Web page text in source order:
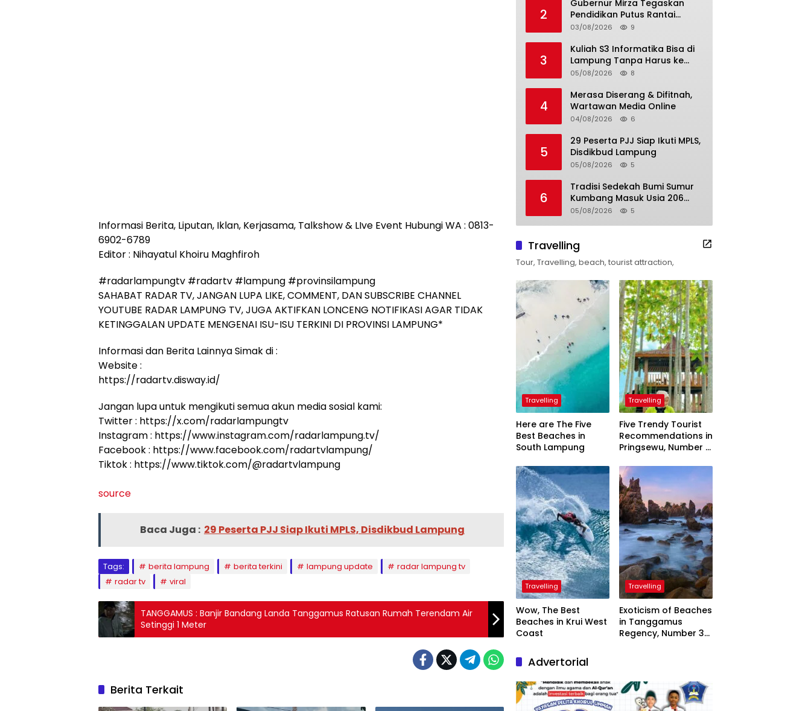
Informasi Berita, Liputan, Iklan, Kerjasama, Talkshow & LIve Event Hubungi WA : 0813-
6902-6789
Editor : Nihayatul Khoiru Maghfiroh
#radarlampungtv #radartv #lampung #provinsilampung
SAHABAT RADAR TV, JANGAN LUPA LIKE, COMMENT, DAN SUBSCRIBE CHANNEL
YOUTUBE RADAR LAMPUNG TV, JUGA AKTIFKAN LONCENG NOTIFIKASI AGAR TIDAK
KETINGGALAN UPDATE MENGENAI ISU-ISU TERKINI DI PROVINSI LAMPUNG*
Informasi dan Berita Lainnya Simak di :
Website :
https://radartv.disway.id/
Jangan lupa untuk mengikuti semua akun media sosial kami:
Twitter : https://x.com/radarlampungtv
Instagram : https://www.instagram.com/radarlampung.tv/
Facebook : https://www.facebook.com/radartvlampung/
Tiktok : https://www.tiktok.com/@radartvlampung
source
Baca Juga : 29 Peserta PJJ Siap Ikuti MPLS, Disdikbud Lampung
Tags: berita lampung berita terkini lampung update
radar lampung tv
radar tv
viral
TANGGAMUS : Banjir Bandang Landa Tanggamus Ratusan Rumah Terendam Air
Setinggi 1 Meter
Berita Terkait
2
Gubernur Mirza Tegaskan
Pendidikan Putus Rantai
Kemiskinan
03/08/2026 9
3
Kuliah S3 Informatika Bisa di
Lampung Tanpa Harus ke
Luar Daerah
05/08/2026 8
4
Merasa Diserang & Difitnah,
Wartawan Media Online
04/08/2026 6
5
29 Peserta PJJ Siap Ikuti MPLS,
Disdikbud Lampung
05/08/2026 5
6
Tradisi Sedekah Bumi Sumur
Kumbang Masuk Usia 206
Tahun
05/08/2026 5
Travelling
Tour, Travelling, beach, tourist attraction,
Travelling
Here are The Five
Best Beaches in
South Lampung
Travelling
Five Trendy Tourist
Recommendations in
Pringsewu, Number 3
President
Travelling
Wow, The Best
Beaches in Krui West
Coast
Travelling
Exoticism of Beaches
in Tanggamus
Regency, Number 3
Advertorial